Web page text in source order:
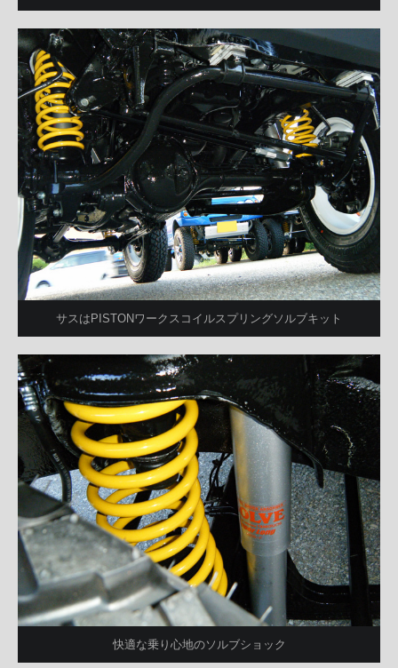
サスはPISTONワークスコイルスプリングソルブキット
快適な乗り心地のソルブショック